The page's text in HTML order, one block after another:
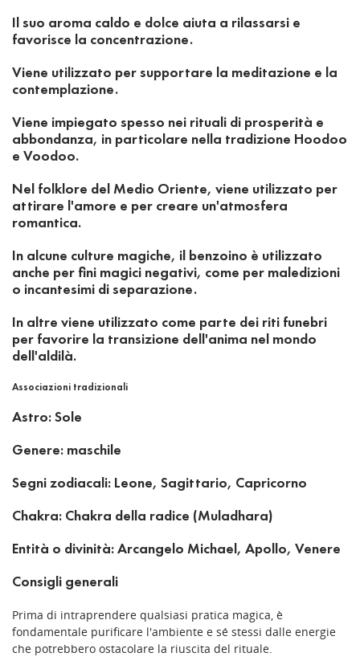
Il suo aroma caldo e dolce aiuta a rilassarsi e
favorisce la concentrazione.
Viene utilizzato per supportare la meditazione e la
contemplazione.
Viene impiegato spesso nei rituali di prosperità e
abbondanza, in particolare nella tradizione Hoodoo
e Voodoo.
Nel folklore del Medio Oriente, viene utilizzato per
attirare l'amore e per creare un'atmosfera
romantica.
In alcune culture magiche, il benzoino è utilizzato
anche per fini magici negativi, come per maledizioni
o incantesimi di separazione.
In altre viene utilizzato come parte dei riti funebri
per favorire la transizione dell'anima nel mondo
dell'aldilà.
Associazioni tradizionali
Astro: Sole
Genere: maschile
Segni zodiacali: Leone, Sagittario, Capricorno
Chakra: Chakra della radice (Muladhara)
Entità o divinità: Arcangelo Michael, Apollo, Venere
Consigli generali
Prima di intraprendere qualsiasi pratica magica, è
fondamentale purificare l'ambiente e sé stessi dalle energie
che potrebbero ostacolare la riuscita del rituale.